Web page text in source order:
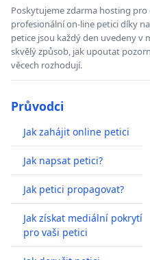
Poskytujeme zdarma hosting
profesionální on-line petici díky
petice jsou každý den uvedeny v
skvělý způsob, jak upoutat
věcech rozhodují.
Průvodci
Jak zahájit online petici
Jak napsat petici?
Jak petici propagovat?
Jak získat mediální pokrytí
pro vaši petici